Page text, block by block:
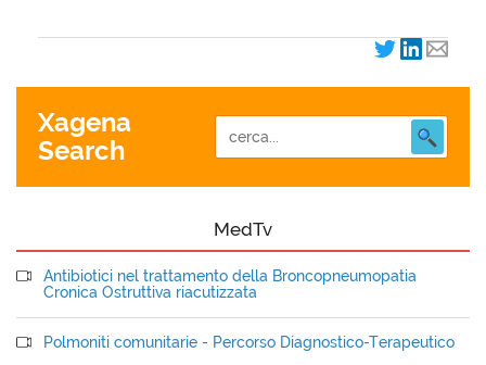
Xagena
Search
MedTv
Antibiotici nel trattamento della Broncopneumopatia
Cronica Ostruttiva riacutizzata
Polmoniti comunitarie - Percorso Diagnostico-Terapeutico